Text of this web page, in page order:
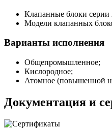
Клапанные блоки
Модели клапанных
Варианты исполнения
Общепромышленное;
Кислородное;
Атомное (повышенной
Документация и